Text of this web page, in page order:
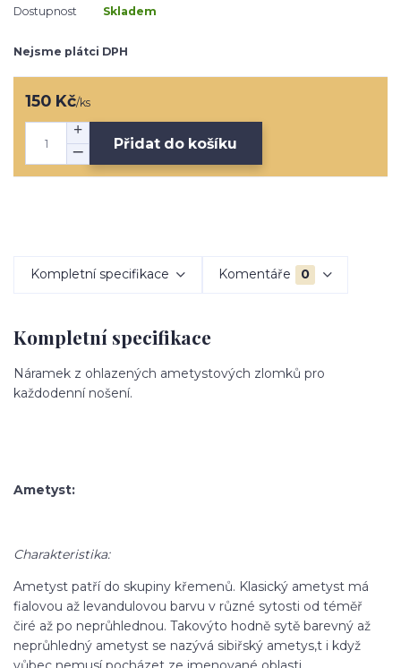
Dostupnost Skladem
Nejsme plátci DPH
150 Kč/ks
Přidat do košíku
Kompletní specifikace Komentáře 0
Kompletní specifikace
Náramek z ohlazených ametystových zlomků pro
každodenní nošení.
Ametyst:
Charakteristika:
Ametyst patří do skupiny křemenů. Klasický ametyst má
fialovou až levandulovou barvu v různé sytosti od téměř
čiré až po neprůhlednou. Takovýto hodně sytě barevný až
neprůhledný ametyst se nazývá sibiřský ametys,t i když